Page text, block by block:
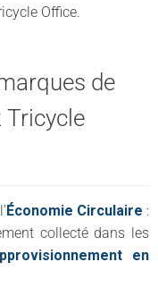
Office.
de
Tricycle
Économie Circulaire :
collecté dans les
en